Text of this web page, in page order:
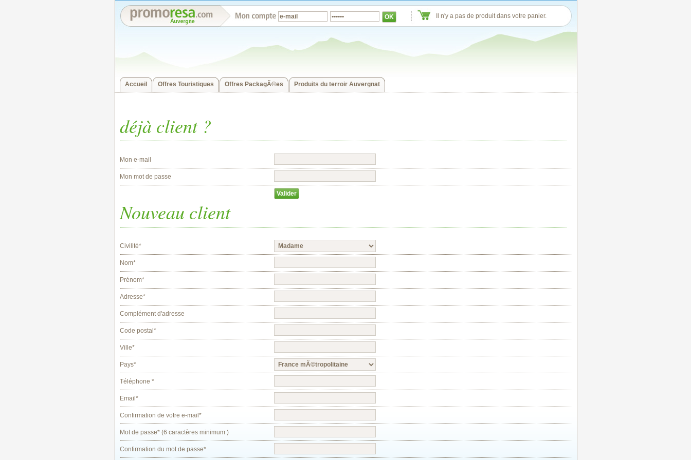
Il n'y a pas de produit dans votre panier.
OK
Accueil Offres Touristiques Offres PackagÃ©es Produits du terroir Auvergnat
déjà client ?
Mon e-mail
Mon mot de passe
Valider
Nouveau client
Civilité*
Nom*
Prénom*
Adresse*
Complément d'adresse
Code postal*
Ville*
Pays*
Téléphone *
Email*
Confirmation de votre e-mail*
Mot de passe* (6 caractères minimum )
Confirmation du mot de passe*